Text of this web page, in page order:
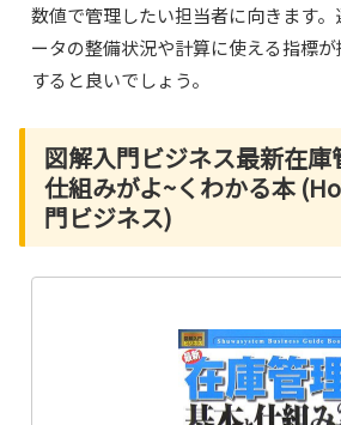
数値で管理したい担当者に向きます
ータの整備状況や計算に使える指標
すると良いでしょう。
図解入門ビジネス最新在庫
仕組みがよ~くわかる本
門ビジネス)